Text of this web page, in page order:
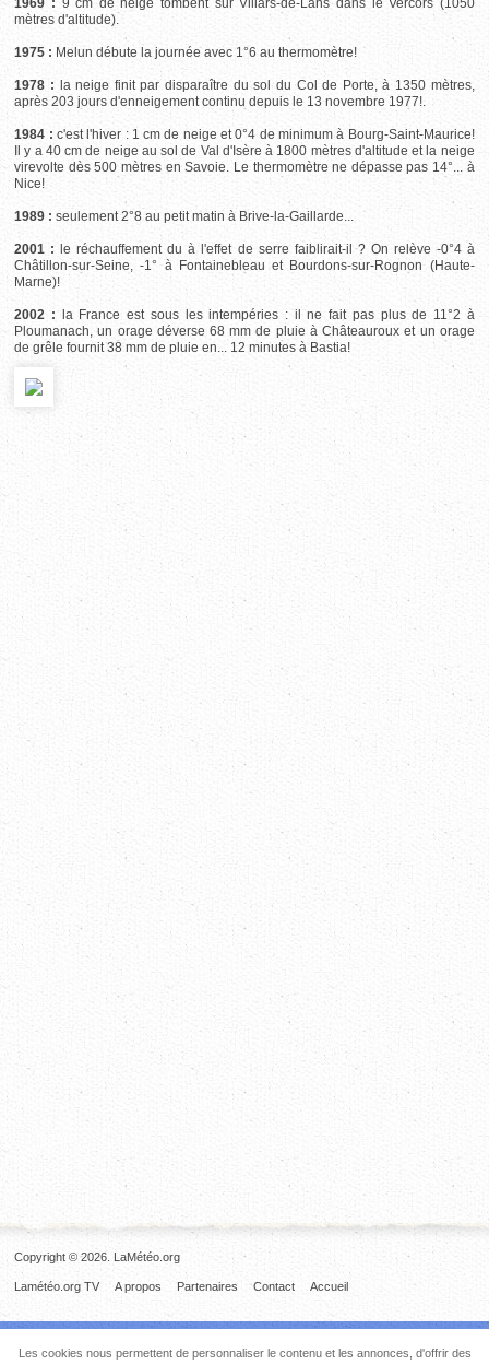
1969 : 9 cm de neige tombent sur Villars-de-Lans dans le Vercors (1050
mètres d'altitude).
1975 : Melun débute la journée avec 1°6 au thermomètre!
1978 : la neige finit par disparaître du sol du Col de Porte, à 1350 mètres,
après 203 jours d'enneigement continu depuis le 13 novembre 1977!.
1984 : c'est l'hiver : 1 cm de neige et 0°4 de minimum à Bourg-Saint-Maurice!
Il y a 40 cm de neige au sol de Val d'Isère à 1800 mètres d'altitude et la neige
virevolte dès 500 mètres en Savoie. Le thermomètre ne dépasse pas 14°... à
Nice!
1989 : seulement 2°8 au petit matin à Brive-la-Gaillarde...
2001 : le réchauffement du à l'effet de serre faiblirait-il ? On relève -0°4 à
Châtillon-sur-Seine, -1° à Fontainebleau et Bourdons-sur-Rognon (Haute-
Marne)!
2002 : la France est sous les intempéries : il ne fait pas plus de 11°2 à
Ploumanach, un orage déverse 68 mm de pluie à Châteauroux et un orage
de grêle fournit 38 mm de pluie en... 12 minutes à Bastia!
Copyright © 2026. LaMétéo.org
Accueil
Contact
Partenaires
A propos
Lamétéo.org TV
Les cookies nous permettent de personnaliser le contenu et les annonces, d'offrir des